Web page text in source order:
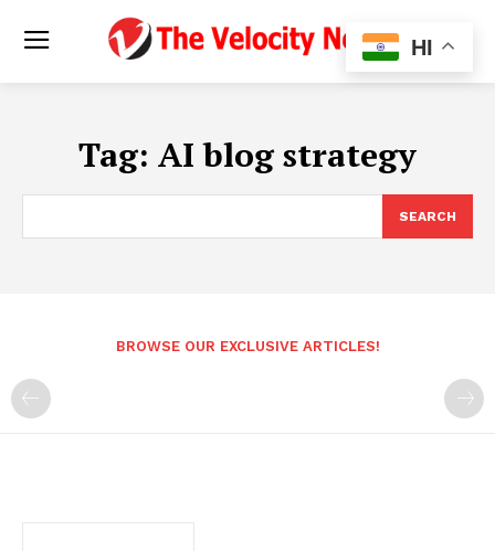
Tag: AI blog strategy
SEARCH
BROWSE OUR EXCLUSIVE ARTICLES!
HI